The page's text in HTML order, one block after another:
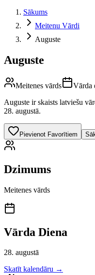
Sākums
Meitenu Vārdi
Auguste
Auguste
Meitenes vārds Vārda
Auguste ir skaists latviešu
28. augustā.
Pievienot Favorītiem
Dzimums
Meitenes vārds
Vārda Diena
28. augustā
Skatīt kalendāru →